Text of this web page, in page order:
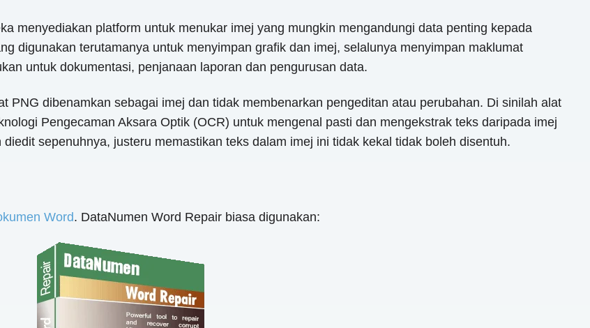
menyediakan platform untuk menukar imej yang mungkin mengandungi data penting kepada
digunakan terutamanya untuk menyimpan grafik dan imej, selalunya menyimpan maklumat
untuk dokumentasi, penjanaan laporan dan pengurusan data.
PNG dibenamkan sebagai imej dan tidak membenarkan pengeditan atau perubahan. Di sinilah alat
Pengecaman Aksara Optik (OCR) untuk mengenal pasti dan mengekstrak teks daripada imej
sepenuhnya, justeru memastikan teks dalam imej ini tidak kekal tidak boleh disentuh.
Word. DataNumen Word Repair biasa digunakan: